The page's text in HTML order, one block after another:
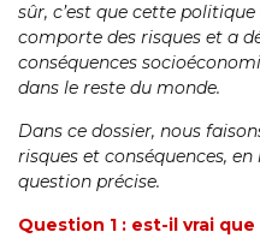
sûr, c’est que cette
comporte des risques et a
conséquences
dans le reste du monde.
Dans ce dossier, nous
risques et conséquences,
question précise.
Question 1 : est-il vrai que